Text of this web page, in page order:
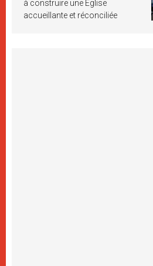
à construire une Église
accueillante et réconciliée